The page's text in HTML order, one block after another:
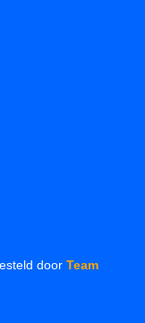
door Team